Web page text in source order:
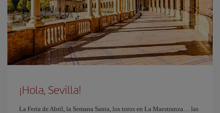
¡Hola, Sevilla!
La Feria de Abril, la Semana Santa, los toros en La Maestranza… las